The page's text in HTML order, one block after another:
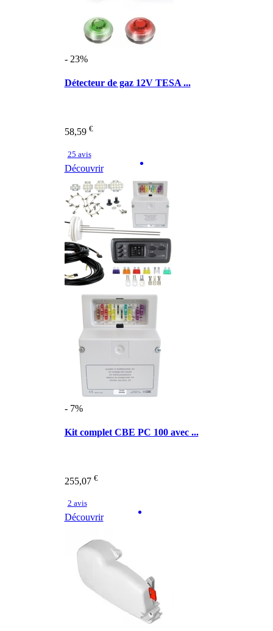
- 23%
Détecteur de gaz 12V TESA ...
58,59 €
25 avis
Découvrir
- 7%
Kit complet CBE PC 100 avec ...
255,07 €
2 avis
Découvrir